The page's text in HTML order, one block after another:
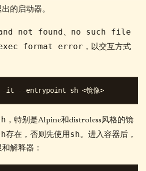
的启动器。
not found 、 no such file
format error ，以交互方式
，特别是Alpine和distroless风格的镜
存在，否则先使用sh。进入容器后，
解释器：